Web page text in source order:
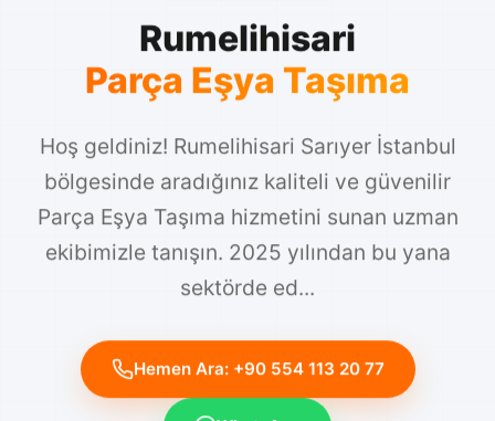
Rumelihisari
Parça Eşya Taşıma
Hoş geldiniz! Rumelihisari Sarıyer İstanbul
bölgesinde aradığınız kaliteli ve güvenilir
Parça Eşya Taşıma hizmetini sunan uzman
ekibimizle tanışın. 2025 yılından bu yana
sektörde ed...